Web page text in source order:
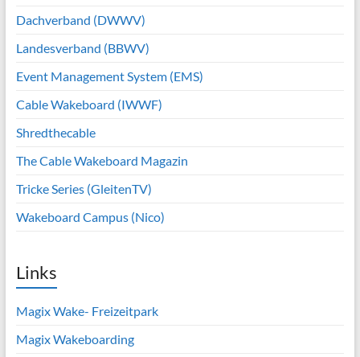
Dachverband (DWWV)
Landesverband (BBWV)
Event Management System (EMS)
Cable Wakeboard (IWWF)
Shredthecable
The Cable Wakeboard Magazin
Tricke Series (GleitenTV)
Wakeboard Campus (Nico)
Links
Magix Wake- Freizeitpark
Magix Wakeboarding